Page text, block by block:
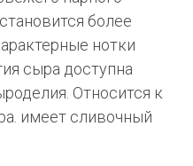
более
нотки
сыра доступна
Относится к
имеет сливочный